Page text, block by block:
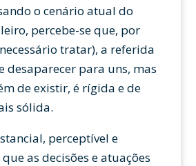
o cenário atual do
percebe-se que, por
tratar), a referida
desaparecer para uns, mas
de existir, é rígida e de
sólida.
perceptível e
as decisões e atuações